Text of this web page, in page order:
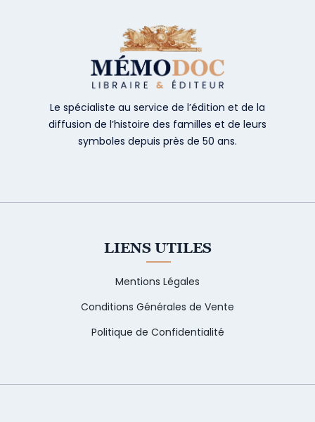
Le spécialiste au service de l’édition et de la
diffusion de l’histoire des familles et de leurs
symboles depuis près de 50 ans.
LIENS UTILES
Mentions Légales
Conditions Générales de Vente
Politique de Confidentialité